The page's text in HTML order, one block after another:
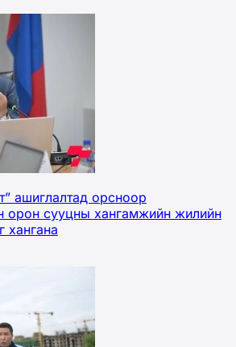
ашиглалтад орсноор
орон сууцны хангамжийн жилийн
хангана